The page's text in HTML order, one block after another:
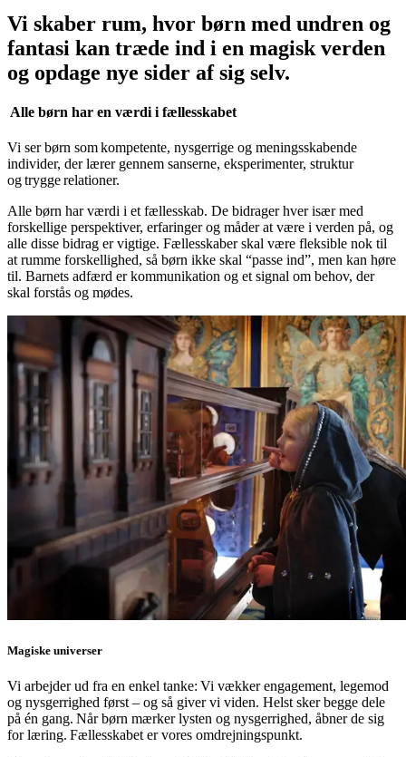
Vi skaber rum, hvor børn med undren og
fantasi kan træde ind i en magisk verden
og opdage nye sider af sig selv.
Alle børn har en værdi i fællesskabet
Vi ser børn som kompetente, nysgerrige og meningsskabende
individer, der lærer gennem sanserne, eksperimenter, struktur
og trygge relationer.
Alle børn har værdi i et fællesskab. De bidrager hver især med
forskellige perspektiver, erfaringer og måder at være i verden på, og
alle disse bidrag er vigtige. Fællesskaber skal være fleksible nok til
at rumme forskellighed, så børn ikke skal “passe ind”, men kan høre
til. Barnets adfærd er kommunikation og et signal om behov, der
skal forstås og mødes.
Magiske universer
Vi arbejder ud fra en enkel tanke: Vi vækker engagement, legemod
og nysgerrighed først – og så giver vi viden. Helst sker begge dele
på én gang. Når børn mærker lysten og nysgerrighed, åbner de sig
for læring. Fællesskabet er vores omdrejningspunkt.